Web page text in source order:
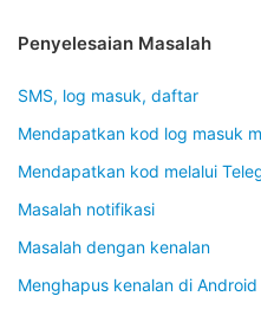
Penyelesaian Masalah
SMS, log masuk, daftar
Mendapatkan kod log masuk
Mendapatkan kod melalui
Masalah notifikasi
Masalah dengan kenalan
Menghapus kenalan di Android